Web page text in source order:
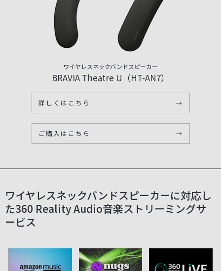
ワイヤレスネックバンドスピーカー
BRAVIA Theatre U（HT-AN7）
詳しくはこちら →
ご購入はこちら →
ワイヤレスネックバンドスピーカーに対応し
た360 Reality Audio音楽ストリーミングサ
ービス